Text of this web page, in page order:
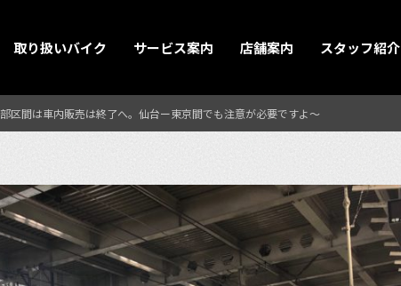
取り扱いバイク サービス案内 店舗案内 スタッフ紹介
区間は車内販売は終了へ。仙台ー東京間でも注意が必要ですよ〜